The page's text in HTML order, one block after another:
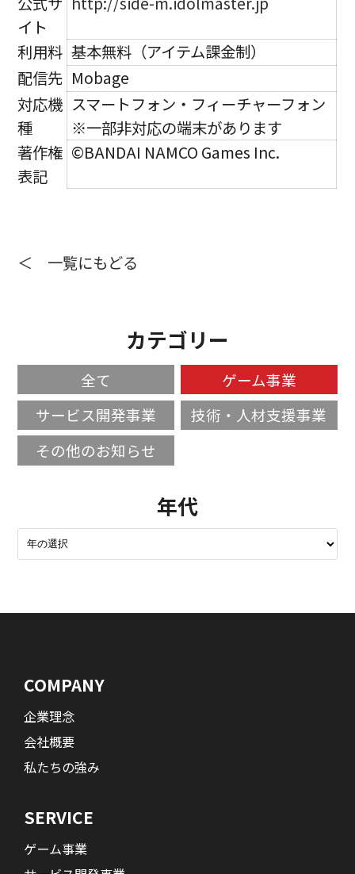
イト
利用料 基本無料（アイテム課金制）
配信先 Mobage
対応機
種
スマートフォン・フィーチャーフォン
※一部非対応の端末があります
著作権
表記
©BANDAI NAMCO Games Inc.
＜ 一覧にもどる
カテゴリー
全て
ゲーム事業
サービス開発事業
技術・人材支援事業
その他のお知らせ
年代
COMPANY
企業理念
会社概要
私たちの強み
SERVICE
ゲーム事業